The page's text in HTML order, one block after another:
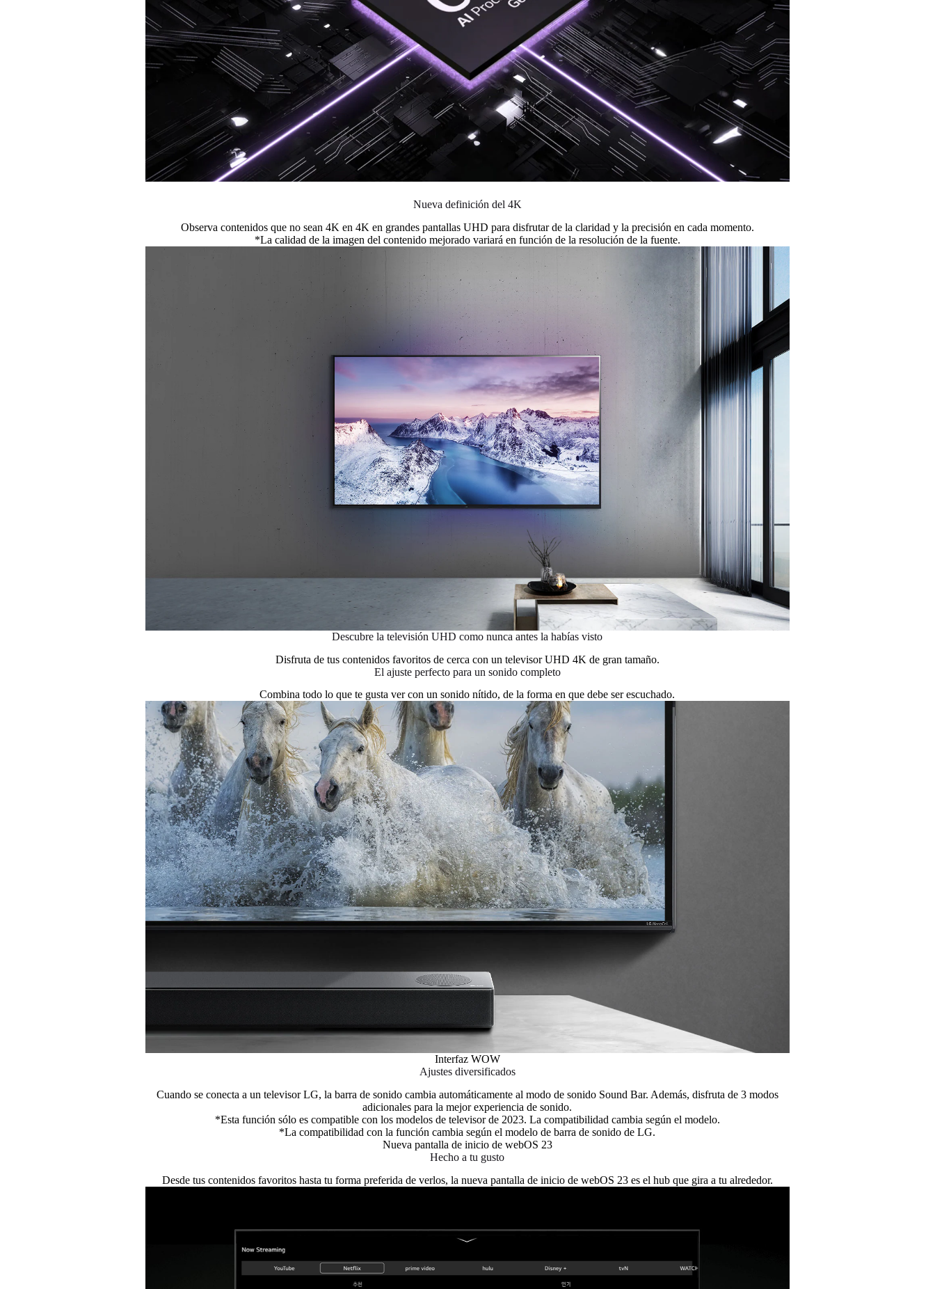
Nueva definición del 4K
Observa contenidos que no sean 4K en 4K en grandes pantallas UHD para disfrutar de la claridad y la precisión en cada momento.
*La calidad de la imagen del contenido mejorado variará en función de la resolución de la fuente.
Descubre la televisión UHD como nunca antes la habías visto
Disfruta de tus contenidos favoritos de cerca con un televisor UHD 4K de gran tamaño.
El ajuste perfecto para un sonido completo
Combina todo lo que te gusta ver con un sonido nítido, de la forma en que debe ser escuchado.
Interfaz WOW
Ajustes diversificados
Cuando se conecta a un televisor LG, la barra de sonido cambia automáticamente al modo de sonido Sound Bar. Además, disfruta de 3 modos
adicionales para la mejor experiencia de sonido.
*Esta función sólo es compatible con los modelos de televisor de 2023. La compatibilidad cambia según el modelo.
*La compatibilidad con la función cambia según el modelo de barra de sonido de LG.
Nueva pantalla de inicio de webOS 23
Hecho a tu gusto
Desde tus contenidos favoritos hasta tu forma preferida de verlos, la nueva pantalla de inicio de webOS 23 es el hub que gira a tu alrededor.